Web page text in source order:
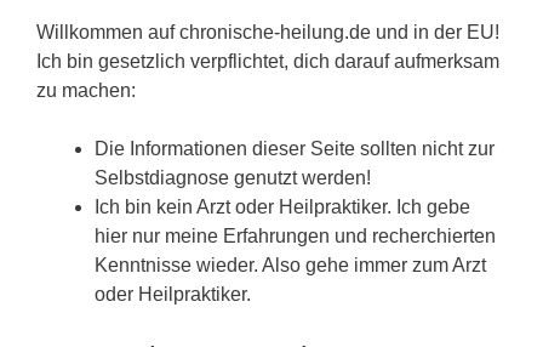
zähes Stück Rindfleisch. Es geht auch hier wieder um die
Verdauungsleistung, die dein Verdauungstrakt leisten kann.
Wenn du aber mehr Eiweiß isst, als dein Verdauungssystem
verarbeiten kann, fütterst du vor allem die Fäulnisbakterien
wie Clostridien (Mehr dazu im Artikel:
Willkommen auf chronische-heilung.de und in der EU!
Ich bin gesetzlich verpflichtet, dich darauf aufmerksam
zu machen:
Die Informationen dieser Seite sollten nicht zur
Selbstdiagnose genutzt werden!
Ich bin kein Arzt oder Heilpraktiker. Ich gebe
hier nur meine Erfahrungen und recherchierten
Kenntnisse wieder. Also gehe immer zum Arzt
oder Heilpraktiker.